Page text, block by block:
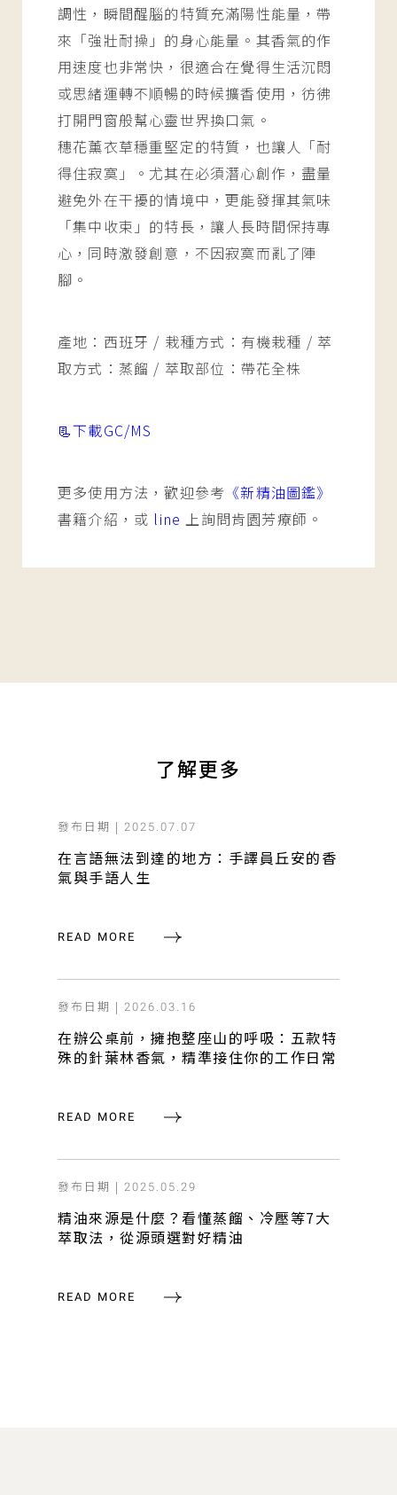
調性，瞬間醒腦的特質充滿陽性能量，帶
來「強壯耐操」的身心能量。其香氣的作
用速度也非常快，很適合在覺得生活沉悶
或思緒運轉不順暢的時候擴香使用，彷彿
打開門窗般幫心靈世界換口氣。
穗花薰衣草穩重堅定的特質，也讓人「耐
得住寂寞」。尤其在必須潛心創作，盡量
避免外在干擾的情境中，更能發揮其氣味
「集中收束」的特長，讓人長時間保持專
心，同時激發創意，不因寂寞而亂了陣
腳。
產地：西班牙 / 栽種方式：有機栽種 / 萃
取方式：蒸餾 / 萃取部位：帶花全株
📃下載GC/MS
更多使用方法，歡迎參考 《新精油圖鑑》
書籍介紹，或 line 上詢問肯園芳療師。
了解更多
發布日期 | 2025.07.07
在言語無法到達的地方：手譯員丘安的香
氣與手語人生
READ MORE
發布日期 | 2026.03.16
在辦公桌前，擁抱整座山的呼吸：五款特
殊的針葉林香氣，精準接住你的工作日常
READ MORE
發布日期 | 2025.05.29
精油來源是什麼？看懂蒸餾、冷壓等7大
萃取法，從源頭選對好精油
READ MORE